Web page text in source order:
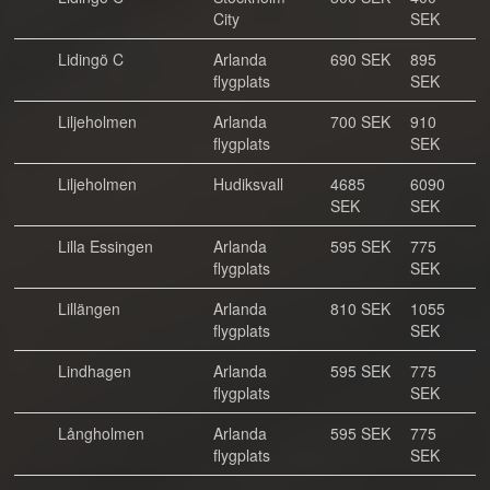
City
SEK
Lidingö C
Arlanda
flygplats
690 SEK
895
SEK
Liljeholmen
Arlanda
flygplats
700 SEK
910
SEK
Liljeholmen
Hudiksvall
4685
SEK
6090
SEK
Lilla Essingen
Arlanda
flygplats
595 SEK
775
SEK
Lillängen
Arlanda
flygplats
810 SEK
1055
SEK
Lindhagen
Arlanda
flygplats
595 SEK
775
SEK
Långholmen
Arlanda
flygplats
595 SEK
775
SEK